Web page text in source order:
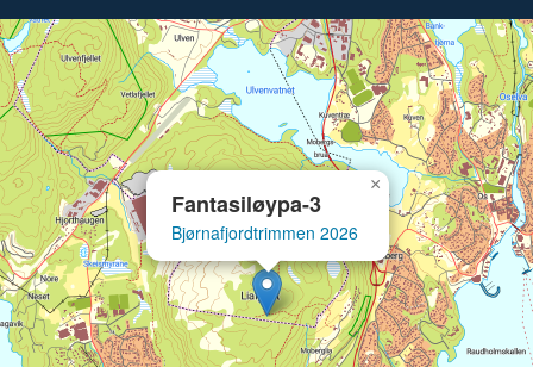
Explore Stjørdal 2026
Kjentmann.no
Fåset Trimpoeng 2026
Fåset IL
Finn Åsen 2026
Åsløypas Venner Raufoss
Finn Nordlia 2026
Fantasiløypa-3
Bjørnafjordtrimmen 2026
×